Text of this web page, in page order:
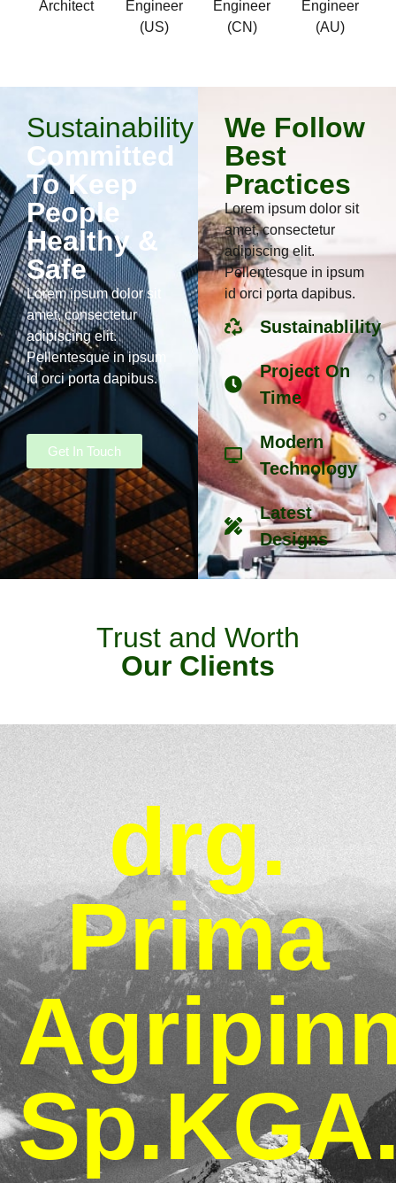
Architect
Engineer
(US)
Engineer
(CN)
Engineer
(AU)
Sustainability
Committed
To Keep
People
Healthy &
Safe
Lorem ipsum dolor sit
amet, consectetur
adipiscing elit.
Pellentesque in ipsum
id orci porta dapibus.
Get In Touch
We Follow
Best
Practices
Lorem ipsum dolor sit
amet, consectetur
adipiscing elit.
Pellentesque in ipsum
id orci porta dapibus.
Sustainablility
Project On
Time
Modern
Technology
Latest
Designs
Trust and Worth
Our Clients
drg.
Prima